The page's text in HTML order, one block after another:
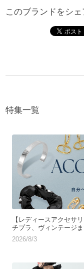
このブランドをシェ
特集一覧
【レディースアクセサ
チプラ、ヴィンテージ
2026/8/3